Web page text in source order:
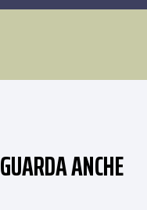
GUARDA ANCHE